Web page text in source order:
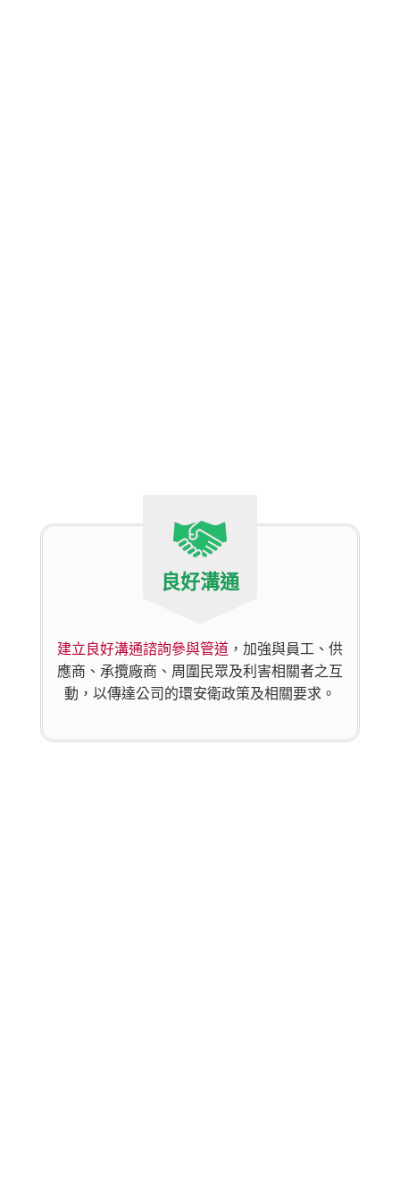
良好溝通
建立良好溝通諮詢參與管道 ，加強與員工、供
應商、承攬廠商、周圍民眾及利害相關者之互
動，以傳達公司的環安衛政策及相關要求。